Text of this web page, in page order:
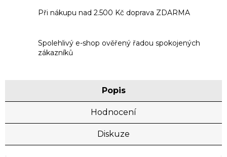
Při nákupu nad 2.500 Kč doprava ZDARMA
Spolehlivý e-shop ověřený řadou spokojených
zákazníků
Popis
Hodnocení
Diskuze